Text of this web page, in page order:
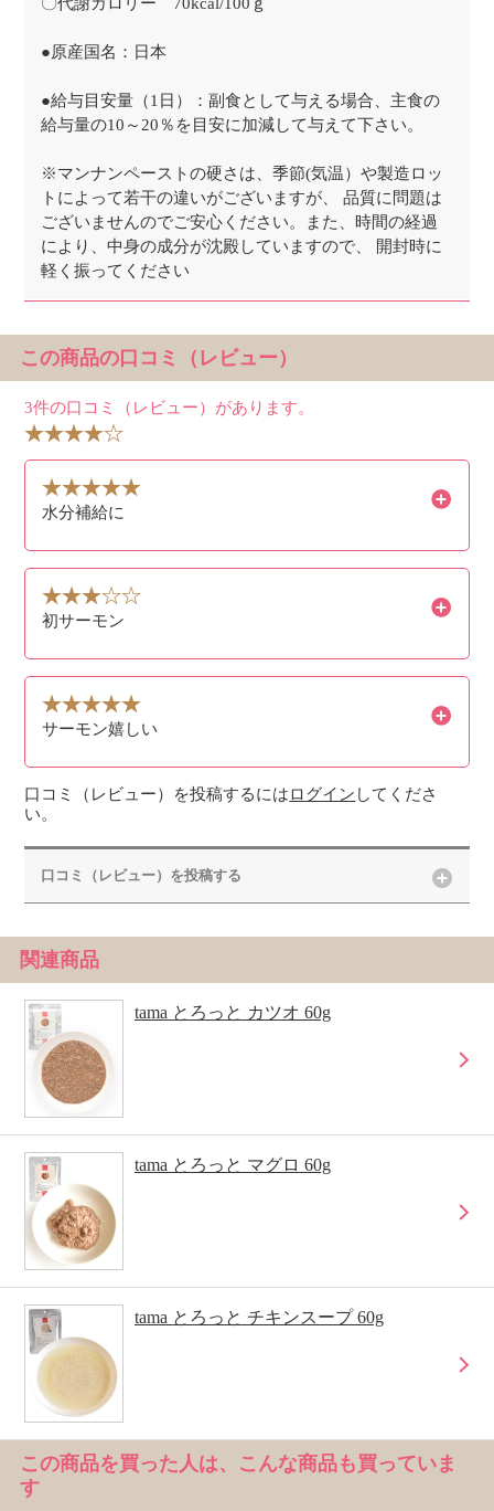
●原産国名：日本
●給与目安量（1日）：副食として与える場合、主食の
給与量の10～20％を目安に加減して与えて下さい。
※マンナンペーストの硬さは、季節(気温）や製造ロッ
トによって若干の違いがございますが、 品質に問題は
ございませんのでご安心ください。また、時間の経過
により、中身の成分が沈殿していますので、 開封時に
軽く振ってください
この商品の口コミ（レビュー）
3件の口コミ（レビュー）があります。
水分補給に
初サーモン
サーモン嬉しい
口コミ（レビュー）を投稿するにはログイン してくださ
い。
口コミ（レビュー）を投稿する
関連商品
tama とろっと カツオ 60g
tama とろっと マグロ 60g
tama とろっと チキンスープ 60g
この商品を買った人は、こんな商品も買っていま
す